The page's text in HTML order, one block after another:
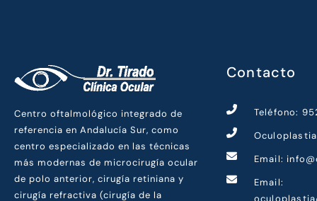
Centro oftalmológico integrado de
referencia en Andalucía Sur, como
centro especializado en las técnicas
más modernas de microcirugía ocular
de polo anterior, cirugía retiniana y
cirugía refractiva (cirugía de la
Contacto
Teléfono:
Email:
Email: